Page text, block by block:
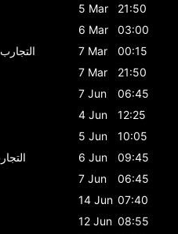
5 Mar
21:50
6 Mar
03:00
7 Mar
00:15
7 Mar
21:50
7 Jun
06:45
4 Jun
12:25
5 Jun
10:05
6 Jun
09:45
7 Jun
06:45
14 Jun 07:40
12 Jun 08:55